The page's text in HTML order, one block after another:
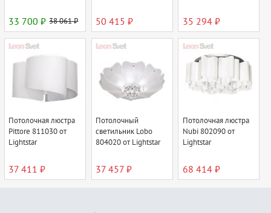
33 700 ₽ 38 061 ₽ 50 415 ₽ 35 294 ₽
Потолочная люстра
Pittore 811030 от
Lightstar
37 411 ₽
Потолочный
светильник Lobo
804020 от Lightstar
37 457 ₽
Потолочная люстра
Nubi 802090 от
Lightstar
68 414 ₽